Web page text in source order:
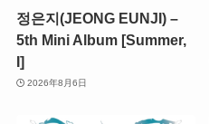
정은지(JEONG EUNJI) –
5th Mini Album [Summer,
I]
2026年8月6日